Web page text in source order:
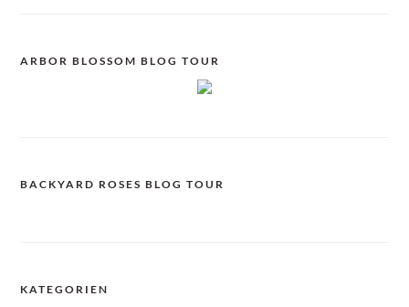
ARBOR BLOSSOM BLOG TOUR
BACKYARD ROSES BLOG TOUR
KATEGORIEN